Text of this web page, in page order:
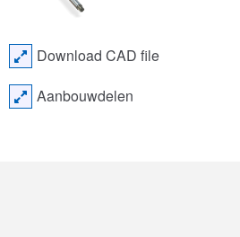
Download CAD file
Aanbouwdelen